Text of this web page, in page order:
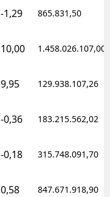
-1,29 865.831,50
10,00 1.458.026.107,00
9,95 129.938.107,26
-0,36 183.215.562,02
-0,18 315.748.091,70
0,58 847.671.918,90